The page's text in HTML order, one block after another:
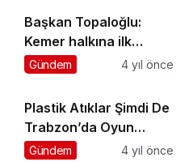
Başkan Topaloğlu:
Kemer halkına ilk
günkü heyecanla
ediyoruz
Gündem 4 yıl önce
Plastik Atıklar Şimdi De
Trabzon’da Oyun
Parkına Dönüştü
Gündem 4 yıl önce